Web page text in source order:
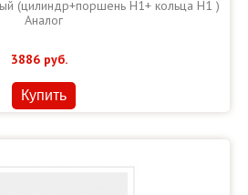
(цилиндр+поршень Н1+ кольца Н1 )
Аналог
3886 руб.
Купить